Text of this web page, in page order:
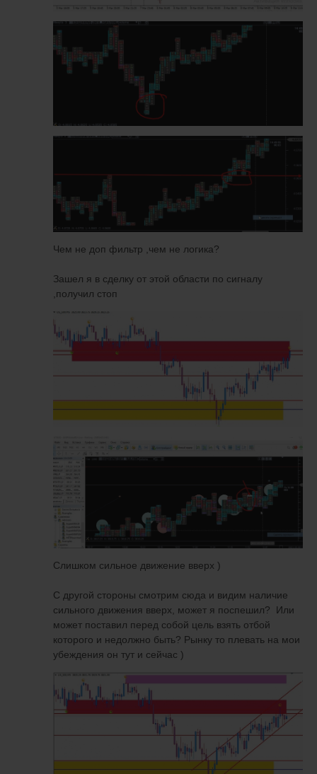
Чем не доп фильтр ,чем не логика?
Зашел я в сделку от этой области по сигналу
,получил стоп
Слишком сильное движение вверх )
C другой стороны смотрим сюда и видим наличие
сильного движения вверх, может я поспешил? Или
может поставил перед собой цель взять отбой
которого и недолжно быть? Рынку то плевать на мои
убеждения он тут и сейчас )